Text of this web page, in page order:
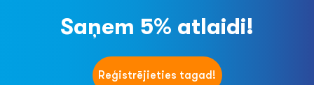
Saņem 5% atlaidi!
Reģistrējieties tagad!